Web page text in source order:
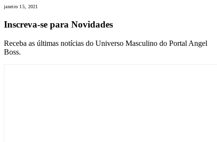
janeiro 15, 2021
Inscreva-se para Novidades
Receba as últimas notícias do Universo Masculino do Portal Angel
Boss.